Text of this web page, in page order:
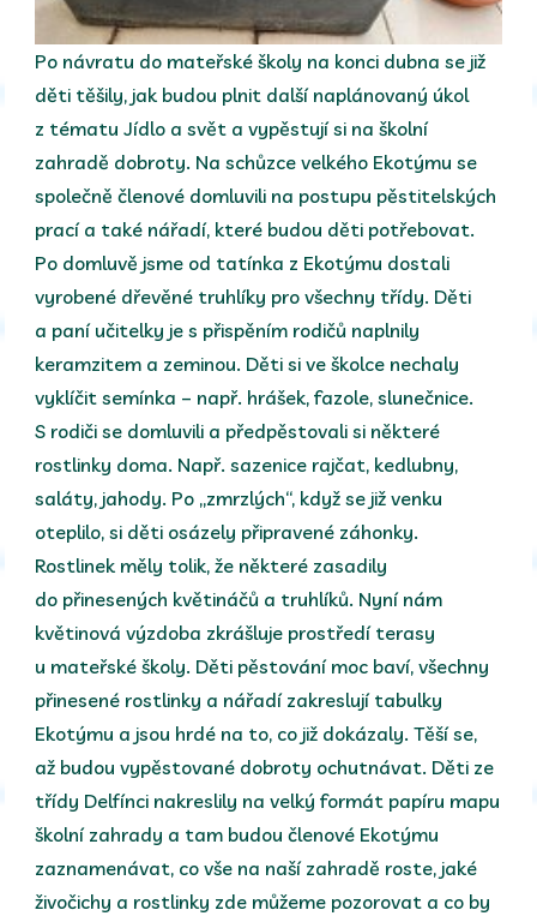
Po návratu do mateřské školy na konci dubna se již
děti těšily, jak budou plnit další naplánovaný úkol
z tématu Jídlo a svět a vypěstují si na školní
zahradě dobroty. Na schůzce velkého Ekotýmu se
společně členové domluvili na postupu pěstitelských
prací a také nářadí, které budou děti potřebovat.
Po domluvě jsme od tatínka z Ekotýmu dostali
vyrobené dřevěné truhlíky pro všechny třídy. Děti
a paní učitelky je s přispěním rodičů naplnily
keramzitem a zeminou. Děti si ve školce nechaly
vyklíčit semínka – např. hrášek, fazole, slunečnice.
S rodiči se domluvili a předpěstovali si některé
rostlinky doma. Např. sazenice rajčat, kedlubny,
saláty, jahody. Po „zmrzlých“, když se již venku
oteplilo, si děti osázely připravené záhonky.
Rostlinek měly tolik, že některé zasadily
do přinesených květináčů a truhlíků. Nyní nám
květinová výzdoba zkrášluje prostředí terasy
u mateřské školy. Děti pěstování moc baví, všechny
přinesené rostlinky a nářadí zakreslují tabulky
Ekotýmu a jsou hrdé na to, co již dokázaly. Těší se,
až budou vypěstované dobroty ochutnávat. Děti ze
třídy Delfínci nakreslily na velký formát papíru mapu
školní zahrady a tam budou členové Ekotýmu
zaznamenávat, co vše na naší zahradě roste, jaké
živočichy a rostlinky zde můžeme pozorovat a co by